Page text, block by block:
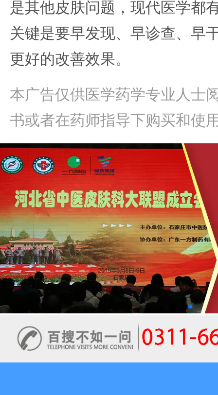
是其他皮肤问题，现代医学都
关键是要早发现、早诊查、早
更好的改善效果。
本广告仅供医学药学专业人士
书或者在药师指导下购买和使